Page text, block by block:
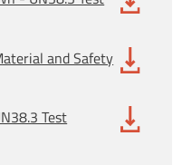
and Safety
Test